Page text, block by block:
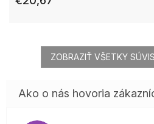
ZOBRAZIŤ VŠETKY